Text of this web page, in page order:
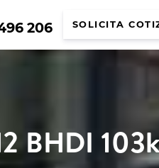
206 SOLICITA
BHDI